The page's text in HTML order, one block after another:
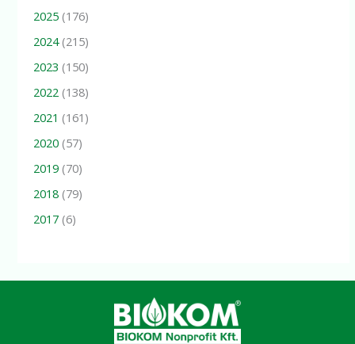
2025 (176)
2024(215)
2023 (150)
2022 (138)
2021 (161)
2020 (57)
2019 (70)
2018 (79)
2017 (6)